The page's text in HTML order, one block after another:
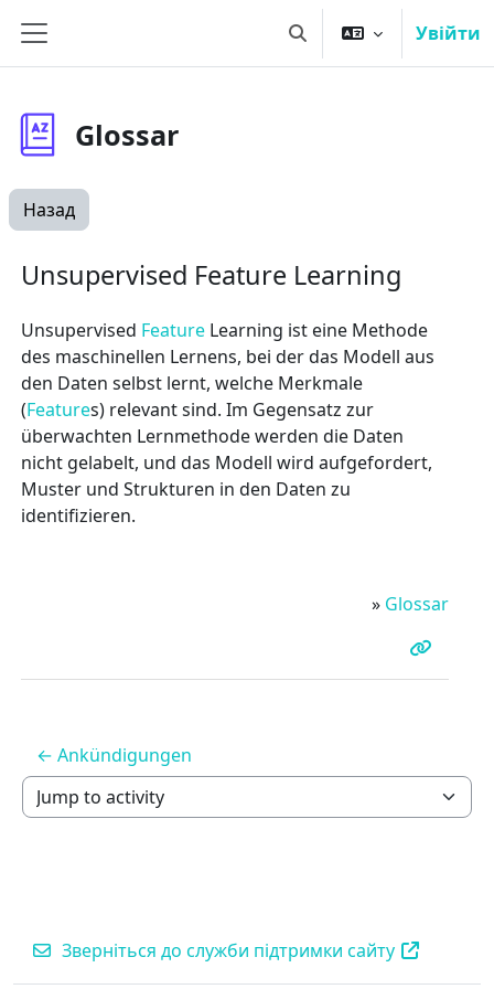
Бокова панель Переключити Увійти
Glossar
Назад
Unsupervised Feature Learning
Unsupervised Feature Learning ist eine Methode
des maschinellen Lernens, bei der das Modell aus
den Daten selbst lernt, welche Merkmale
(Features) relevant sind. Im Gegensatz zur
überwachten Lernmethode werden die Daten
nicht gelabelt, und das Modell wird aufgefordert,
Muster und Strukturen in den Daten zu
identifizieren.
» Glossar
← Ankündigungen
Jump to activity
Зверніться до служби підтримки сайту